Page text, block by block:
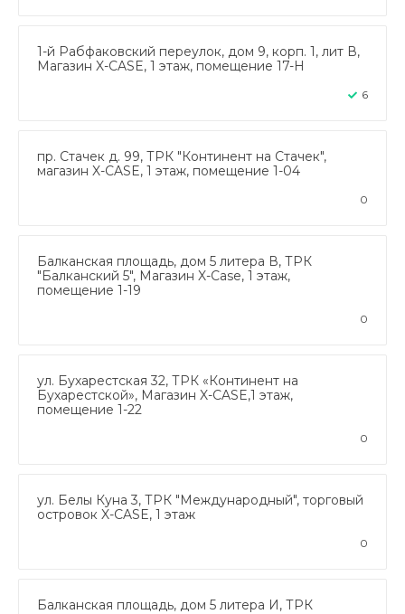
1-й Рабфаковский переулок, дом 9, корп. 1, лит В,
Магазин X-CASE, 1 этаж, помещение 17-Н
6
пр. Стачек д. 99, ТРК "Континент на Стачек",
магазин X-CASE, 1 этаж, помещение 1-04
0
Балканская площадь, дом 5 литера В, ТРК
"Балканский 5", Магазин X-Case, 1 этаж,
помещение 1-19
0
ул. Бухарестская 32, ТРК «Континент на
Бухарестской», Магазин X-CASE,1 этаж,
помещение 1-22
0
ул. Белы Куна 3, ТРК "Международный", торговый
островок X-CASE, 1 этаж
0
Балканская площадь, дом 5 литера И, ТРК